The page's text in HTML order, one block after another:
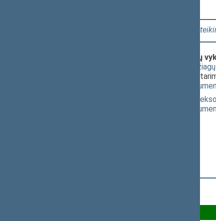
Klausimai (svarstyti kartu), dėl kurių
Narkotinių ir psichotropinių
]; dėl
susiję
Administracinių nusižengimų
susiję